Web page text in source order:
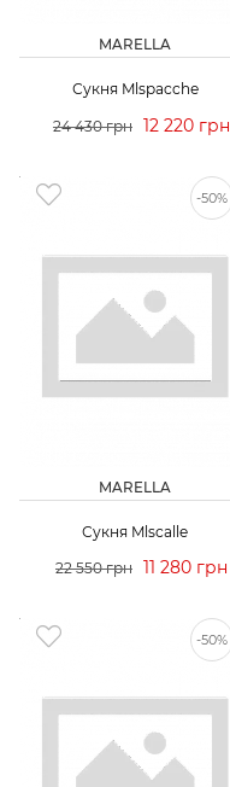
MARELLA
Сукня Mlspacchе
24 430 грн 12 220 грн
-50%
MARELLA
Сукня Mlscalle
22 550 грн 11 280 грн
-50%